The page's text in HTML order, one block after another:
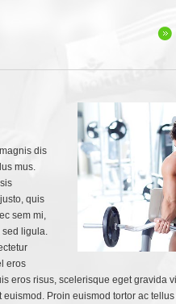
dis
mus.
quis
sem mi,
sed ligula.
eros
eros risus, scelerisque eget gravida
Proin euismod tortor ac